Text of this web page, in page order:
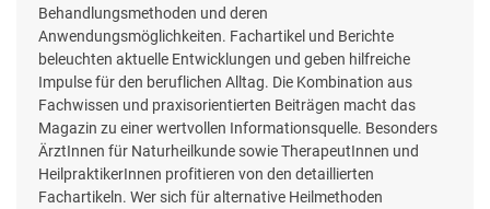
Behandlungsmethoden und deren
Anwendungsmöglichkeiten. Fachartikel und Berichte
beleuchten aktuelle Entwicklungen und geben hilfreiche
Impulse für den beruflichen Alltag. Die Kombination aus
Fachwissen und praxisorientierten Beiträgen macht das
Magazin zu einer wertvollen Informationsquelle. Besonders
ÄrztInnen für Naturheilkunde sowie TherapeutInnen und
HeilpraktikerInnen profitieren von den detaillierten
Fachartikeln. Wer sich für alternative Heilmethoden